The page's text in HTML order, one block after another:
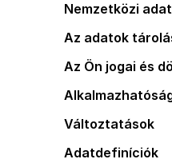
Nemzetközi
Az adatok
Az Ön jogai és
Változtatások
Adatdefiníciók